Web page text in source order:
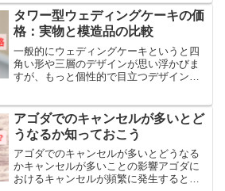
に高額な列車旅ですが、そのぶん“特別な
体験”がぎゅっと詰まっ...
タワー型ウェディングケーキの価
格：実物と模造品の比較
一般的にウェディングケーキというと四
角い形や三層のデザインが思い浮かびま
すが、もっと個性的で目立つデザインを
ディングケーキの価格です。タワー型ケ
ーキには、実際に食べるこ...
アゴダでのキャンセルが多いとど
うなるか知っておこう
アゴダでのキャンセルが多いとどうなる
かキャンセルが多いことの影響アゴダに
おけるキャンセルが頻繁に発生すると、